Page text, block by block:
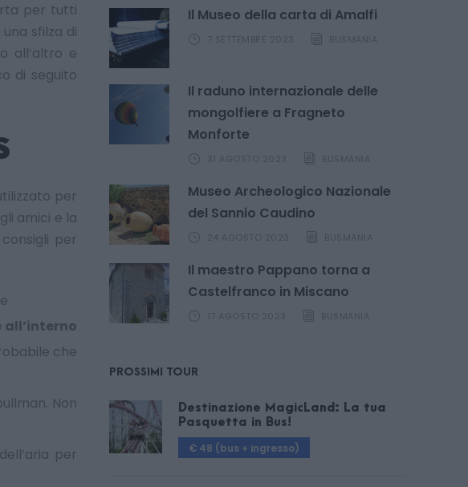
per tutti
sfilza di
all’altro e
di seguito
per
amici e la
per
che
Non
per
Il Museo della carta di Amalfi
7 SETTEMBRE 2023 BUSMANIA
Il raduno internazionale delle
mongolfiere a Fragneto
Monforte
31 AGOSTO 2023 BUSMANIA
Museo Archeologico Nazionale
del Sannio Caudino
24 AGOSTO 2023 BUSMANIA
Il maestro Pappano torna a
Castelfranco in Miscano
17 AGOSTO 2023 BUSMANIA
PROSSIMI TOUR
Destinazione MagicLand: La tua
Pasquetta in Bus!
€ 48 (bus + ingresso)